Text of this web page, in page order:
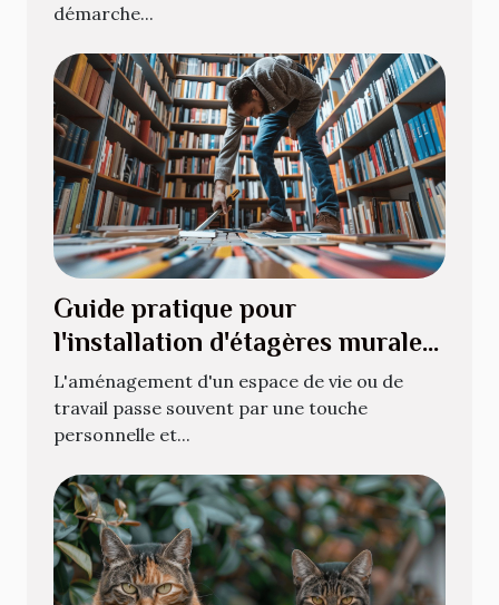
démarche...
Guide pratique pour
l'installation d'étagères murales
pour livres
L'aménagement d'un espace de vie ou de
travail passe souvent par une touche
personnelle et...